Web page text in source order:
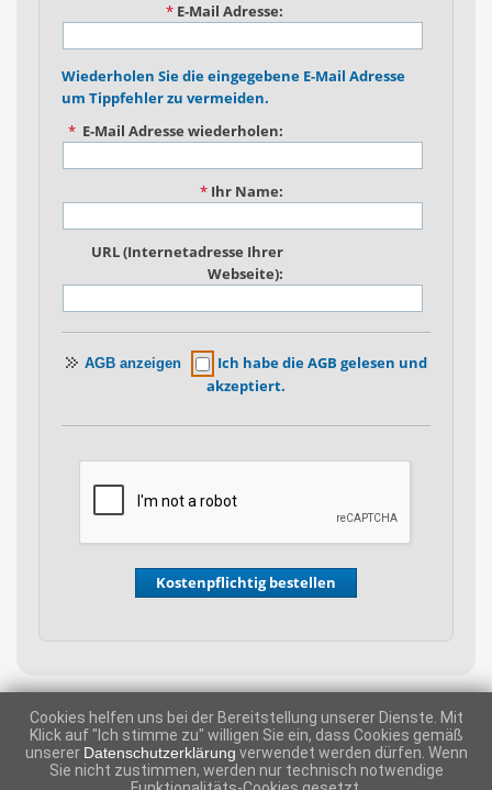
*E-Mail Adresse:
Wiederholen Sie die eingegebene E-Mail Adresse
um Tippfehler zu vermeiden.
*E-Mail Adresse wiederholen:
*Ihr Name:
URL (Internetadresse Ihrer
Webseite):
AGB anzeigen
Ich habe die AGB gelesen und
akzeptiert.
SUPPORT KONTAKTIEREN | IMPRESSUM | AGB
Cookies helfen uns bei der Bereitstellung unserer Dienste. Mit
Klick auf "Ich stimme zu" willigen Sie ein, dass Cookies gemäß
unserer Datenschutzerklärung verwendet werden dürfen. Wenn
Sie nicht zustimmen, werden nur technisch notwendige